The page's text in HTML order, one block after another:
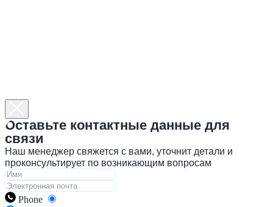
Оставьте контактные данные для
связи
Наш менеджер свяжется с вами, уточнит детали и
проконсультирует по возникающим вопросам
Phone